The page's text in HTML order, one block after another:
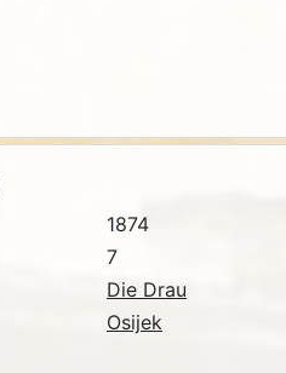
1874
7
Die Drau
Osijek